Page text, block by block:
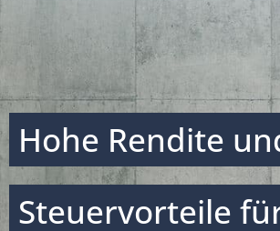
Hohe Rendite
Steuervorteile